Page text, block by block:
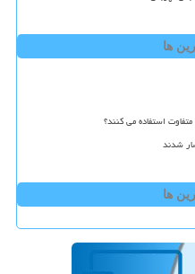
ها
استفاده می کنند؟
شدند
ها